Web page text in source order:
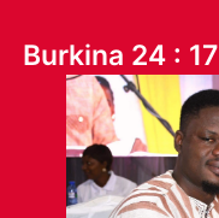
Burkina 24 :